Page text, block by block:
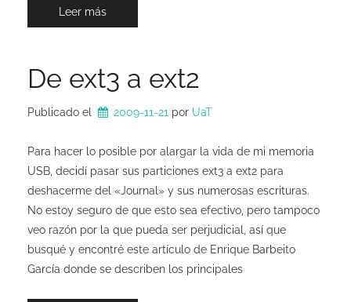
Leer más
De ext3 a ext2
Publicado el 2009-11-21 por UaT
Para hacer lo posible por alargar la vida de mi memoria
USB, decidí pasar sus particiones ext3 a ext2 para
deshacerme del «Journal» y sus numerosas escrituras.
No estoy seguro de que esto sea efectivo, pero tampoco
veo razón por la que pueda ser perjudicial, así que
busqué y encontré este artículo de Enrique Barbeito
García donde se describen los principales